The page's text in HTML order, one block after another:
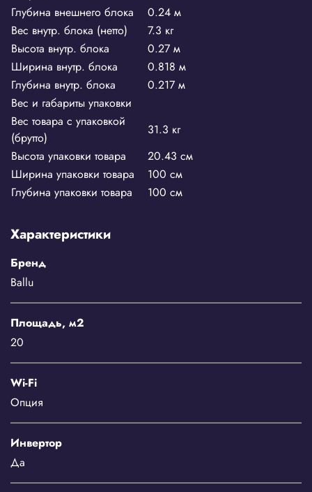
Глубина внешнего блока
0.24 м
Вес внутр. блока (нетто)
7.3 кг
Высота внутр. блока
0.27 м
Ширина внутр. блока
0.818 м
Глубина внутр. блока
0.217 м
Вес и габариты упаковки
Вес товара с упаковкой
(брутто)
31.3 кг
Высота упаковки товара
20.43 см
Ширина упаковки товара
100 см
Глубина упаковки товара
100 см
Характеристики
Бренд
Ballu
Площадь, м2
20
Wi-Fi
Опция
Инвертор
Да